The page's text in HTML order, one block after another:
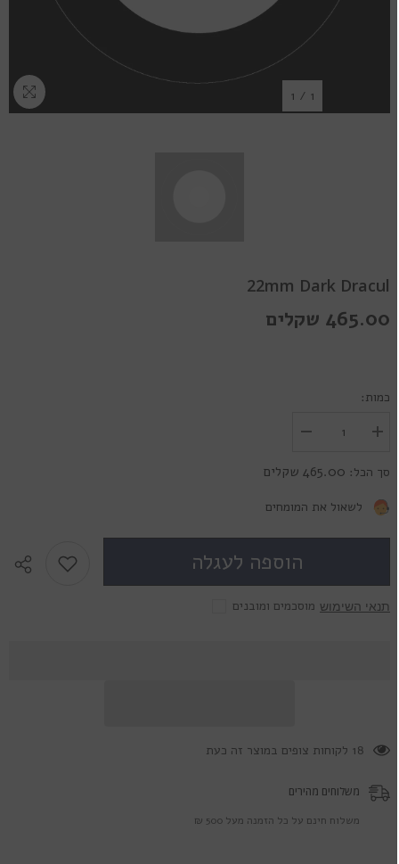
1
/
1
22mm Dark Dracul
465.00 שקלים
כמות:
הכמות
עבור
Dark
הגדל
עבור
Dark
Dracul
סך הכל: 465.00 שקלים
לשאול את המומחים
הוספה לעגלה
מוסכמים ומובנים תנאי השימוש
18 לקוחות צופים במוצר זה כעת
משלוחים מהירים
משלוח חינם על כל הזמנה מעל 500 ₪